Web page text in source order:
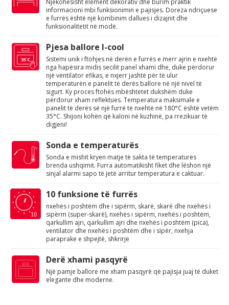
Njëkohësisht element dekorativ dhe burim praktik
informacioni mbi funksionimin e pajisjes. Doreza ndriçuese
e furrës është një kombinim dallues i dizajnit dhe
funksionalitetit në modë.
Pjesa ballore I-cool
Sistemi unik i ftohjes në derën e furrës e merr ajrin e nxehtë
nga hapësira midis secilit panel xhami dhe, duke përdorur
një ventilator efikas, e nxjerr jashtë për të ulur
temperaturën e panelit të derës ballore në një nivel të
sigurt. Ky proces ftohës mbështetet dukshëm duke
përdorur xham reflektues. Temperatura maksimale e
panelit të derës së një furrë të nxehtë në 180°C është vetëm
35°C. Shijoni kohën që kaloni në kuzhinë, pa rrezikuar të
digjeni!
Sonda e temperaturës
Sonda e mishit kryen matje të sakta të temperaturës
brenda ushqimit. Furra automatikisht fiket dhe lëshon një
sinjal alarmi sapo të jetë arritur temperatura e caktuar.
10 funksione të furrës
nxehës i poshtëm dhe i sipërm, skarë, skarë dhe nxehës i
sipërm (super-skarë), nxehës i sipërm, nxehës i poshtëm,
qarkullim ajri, qarkullim ajri dhe nxehës i poshtëm (pica),
ventilator dhe nxehës i poshtëm dhe i sipër, nxehja
paraprake e shpejtë, shkrirje
Derë xhami pasqyrë
Një pamje ballore me xham pasqyrë që pajisja juaj të duket
elegante dhe moderne.